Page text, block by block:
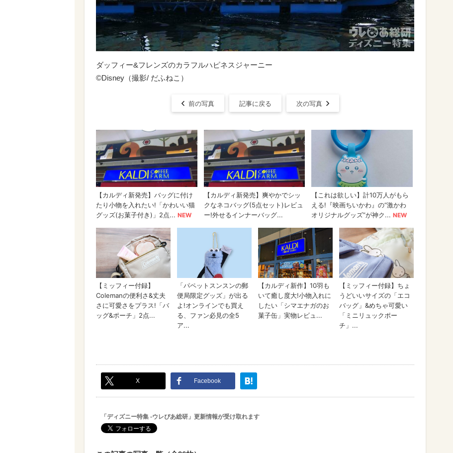
ダッフィー&フレンズのカラフルハピネスジャーニー
©Disney（撮影/ だふねこ）
前の写真 記事に戻る 次の写真
X Facebook
「ディズニー特集 -ウレぴあ総研」更新情報が受け取れます